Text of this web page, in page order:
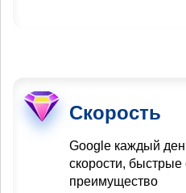
Скорость
Google каждый
скорости,
преимущество